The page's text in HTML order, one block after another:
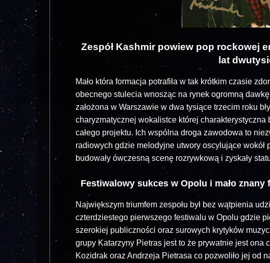
Zespół Kashmir powiew pop rockowej
lat
Mało która formacja potrafiła w tak krótkim czasie
obecnego stulecia wnosząc na rynek ogromną
założona w Warszawie w dwa tysiące trzecim roku
charyzmatycznej wokalistce której charakterystyczna
całego projektu. Ich wspólna droga zawodowa to
radiowych gdzie melodyjne utwory oscylujące
budowały ówczesną scenę rozrywkową i zyskały
Festiwalowy sukces w Opolu i mało
Największym triumfem zespołu był bez wątpienia
czterdziestego pierwszego festiwalu w Opolu gdzie
szerokiej publiczności oraz surowych krytyków
grupy Katarzyny Pietras jest to że prywatnie jest
Kozidrak oraz Andrzeja Pietrasa co pozwoliło jej od